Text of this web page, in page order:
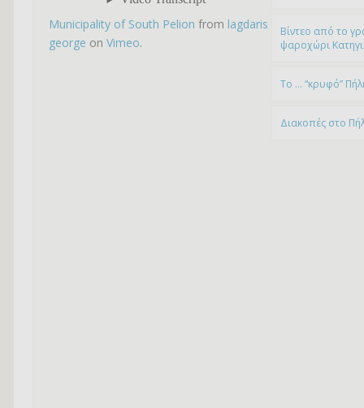
Municipality of South Pelion from lagdaris
george on Vimeo.
Βίντεο από το
ψαροχώρι
To … “κρυφό”
Διακοπές στο